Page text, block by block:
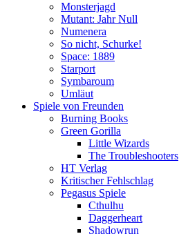
Monsterjagd
Mutant: Jahr Null
Numenera
So nicht, Schurke!
Space: 1889
Starport
Symbaroum
Umläut
Spiele von Freunden
Burning Books
Green Gorilla
Little Wizards
The Troubleshooters
HT Verlag
Kritischer Fehlschlag
Pegasus Spiele
Cthulhu
Daggerheart
Shadowrun